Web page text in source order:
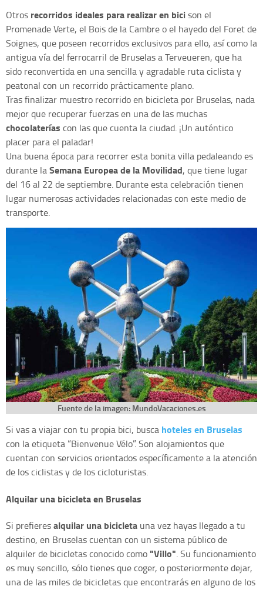
Otros recorridos ideales para realizar en bicison el
Promenade Verte, el Bois de la Cambre o el hayedo del Foret de
Soignes, que poseen recorridos exclusivos para ello, así como la
antigua vía del ferrocarril de Bruselas a Terveueren, que ha
sido reconvertida en una sencilla y agradable ruta ciclista y
peatonal con un recorrido prácticamente plano.
Tras finalizar muestro recorrido en bicicleta por Bruselas, nada
mejor que recuperar fuerzas en una de las muchas
chocolaterías con las que cuenta la ciudad. ¡Un auténtico
placer para el paladar!
Una buena época para recorrer esta bonita villa pedaleando es
durante laSemana Europea de la Movilidad, que tiene lugar
del 16 al 22 de septiembre. Durante esta celebración tienen
lugar numerosas actividades relacionadas con este medio de
transporte.
Fuente de la imagen: MundoVacaciones.es
Si vas a viajar con tu propia bici, busca hoteles en Bruselas
con la etiqueta “Bienvenue Vélo”. Son alojamientos que
cuentan con servicios orientados específicamente a la atención
de los ciclistas y de los cicloturistas.
Alquilar una bicicleta en Bruselas
Si prefieresalquilar una bicicleta una vez hayas llegado a tu
destino, en Bruselas cuentan con un sistema público de
alquiler de bicicletas conocido como "Villo". Su funcionamiento
es muy sencillo, sólo tienes que coger, o posteriormente dejar,
una de las miles de bicicletas que encontrarás en alguno de los